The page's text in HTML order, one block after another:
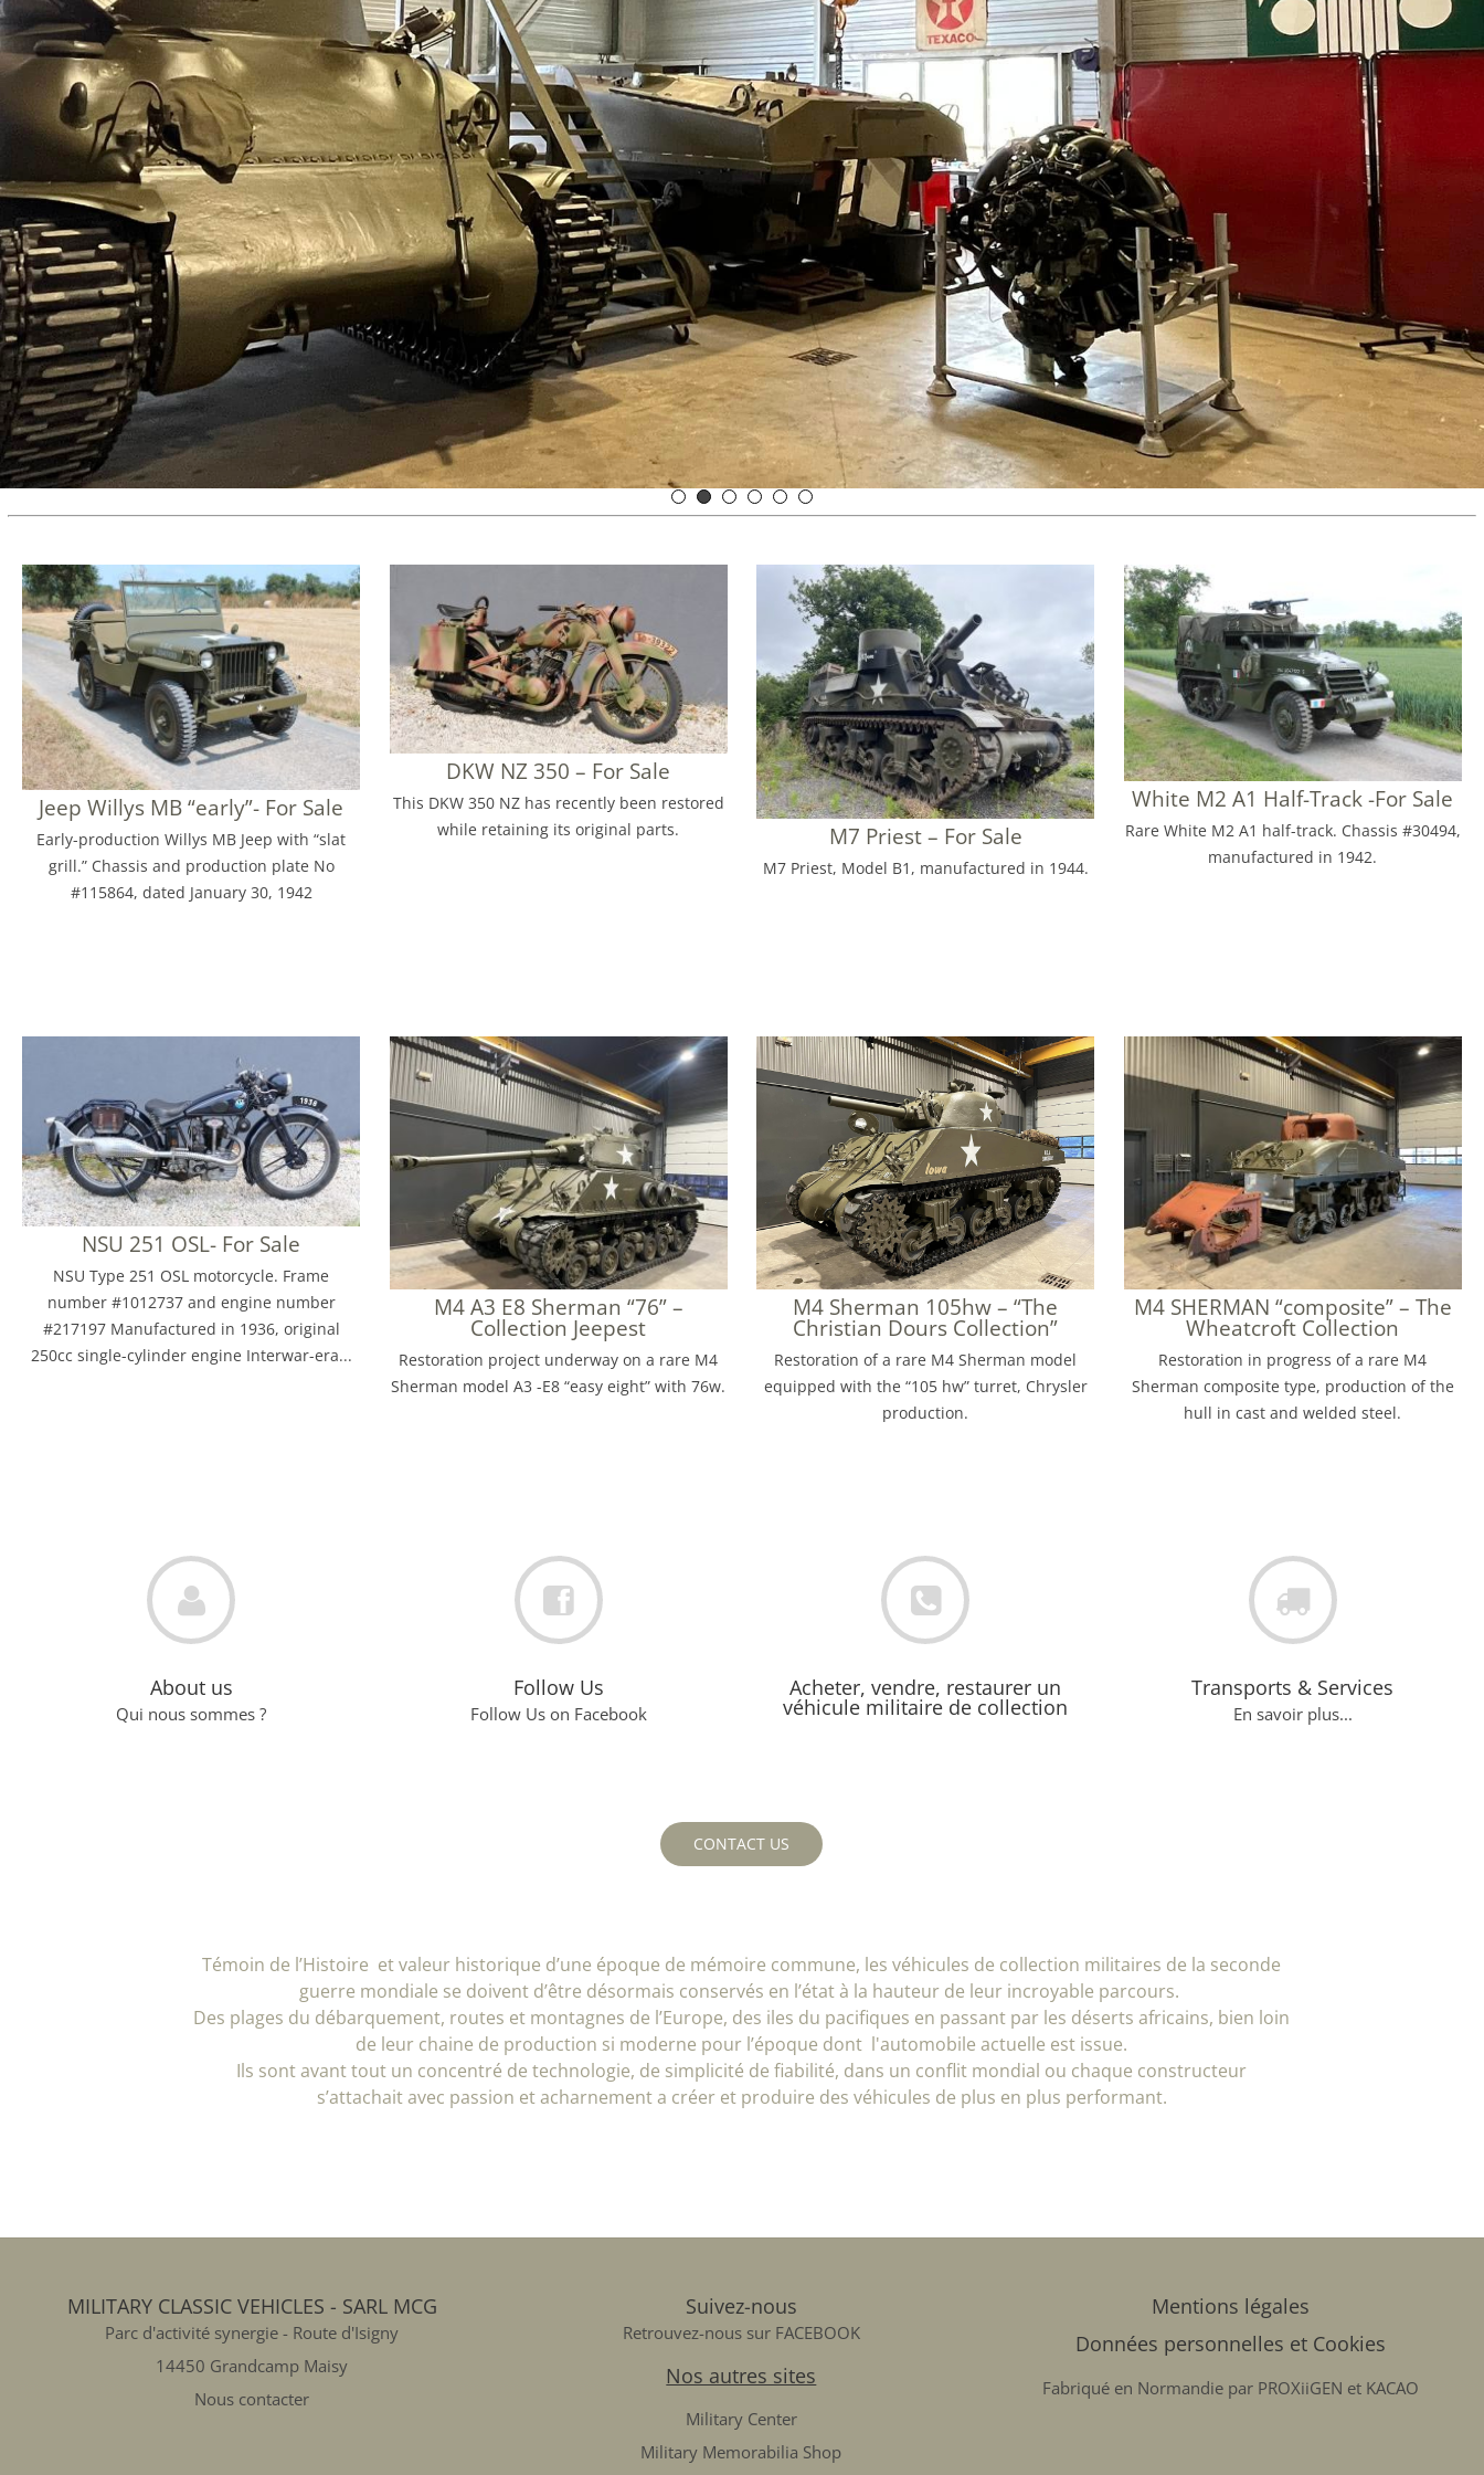
Jeep Willys MB “early”- For Sale
Early-production Willys MB Jeep with “slat
grill.” Chassis and production plate No
#115864, dated January 30, 1942
DKW NZ 350 – For Sale
This DKW 350 NZ has recently been restored
while retaining its original parts.
M7 Priest – For Sale
M7 Priest, Model B1, manufactured in 1944.
White M2 A1 Half-Track -For Sale
Rare White M2 A1 half-track. Chassis #30494,
manufactured in 1942.
NSU 251 OSL- For Sale
NSU Type 251 OSL motorcycle. Frame
number #1012737 and engine number
#217197 Manufactured in 1936, original
250cc single-cylinder engine Interwar-era...
M4 A3 E8 Sherman “76” –
Collection Jeepest
Restoration project underway on a rare M4
Sherman model A3 -E8 “easy eight” with 76w.
M4 Sherman 105hw – “The
Christian Dours Collection”
Restoration of a rare M4 Sherman model
equipped with the “105 hw” turret, Chrysler
production.
M4 SHERMAN “composite” – The
Wheatcroft Collection
Restoration in progress of a rare M4
Sherman composite type, production of the
hull in cast and welded steel.
About us
Qui nous sommes ?
Follow Us
Follow Us on Facebook
Acheter, vendre, restaurer un
véhicule militaire de collection
Transports & Services
En savoir plus...
CONTACT US
Témoin de l’Histoire et valeur historique d’une époque de mémoire commune, les véhicules de collection militaires de la seconde
guerre mondiale se doivent d’être désormais conservés en l’état à la hauteur de leur incroyable parcours.
Des plages du débarquement, routes et montagnes de l’Europe, des iles du pacifiques en passant par les déserts africains, bien loin
de leur chaine de production si moderne pour l’époque dont l'automobile actuelle est issue.
Ils sont avant tout un concentré de technologie, de simplicité de fiabilité, dans un conflit mondial ou chaque constructeur
s’attachait avec passion et acharnement a créer et produire des véhicules de plus en plus performant.
MILITARY CLASSIC VEHICLES - SARL MCG
Parc d'activité synergie - Route d'Isigny
14450 Grandcamp Maisy
Nous contacter
Suivez-nous
Retrouvez-nous sur FACEBOOK
Nos autres sites
Military Center
Military Memorabilia Shop
Mentions légales
Données personnelles et Cookies
Fabriqué en Normandie par PROXiiGEN et KACAO